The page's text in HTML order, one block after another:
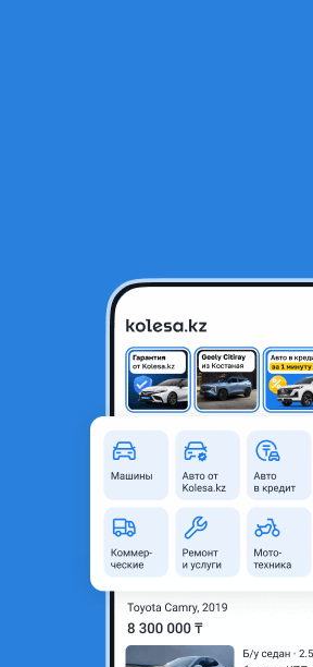
99 7
Цапфа Суппорт Тормозной диск на
Лендкурузер 100 лх470